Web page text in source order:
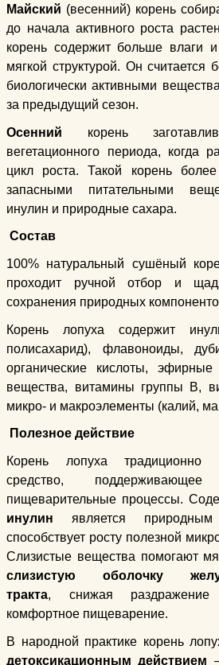
Майский (весенний) корень
до начала активного роста
корень содержит больше влаги
мягкой структурой. Он
биологически активными
за предыдущий сезон.
Осенний корень
вегетационного периода, когда
цикл роста. Такой корень
запасными питательными
инулин и природные сахара.
Состав
100% натуральный сушёный
проходит ручной отбор и
сохранения природных
Корень лопуха содержит
полисахарид), флавоноиды,
органические кислоты,
вещества, витамины группы B,
микро- и макроэлементы (калий,
Полезное действие
Корень лопуха традиционно
средство,
пищеварительные процессы.
инулин является
способствует росту полезной
Слизистые вещества помогают
слизистую оболочку
тракта, снижая
комфортное пищеварение.
В народной практике корень
детоксикационным действием